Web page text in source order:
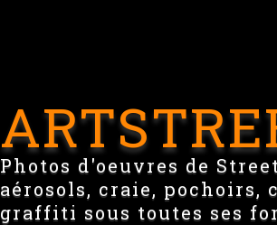
Photos d'oeuvres de
aérosols, craie,
graffiti sous toutes ses